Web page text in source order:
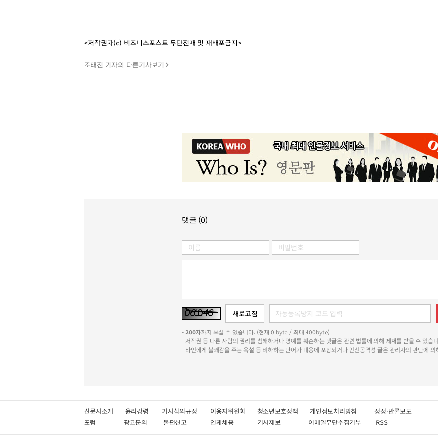
<저작권자(c) 비즈니스포스트 무단전재 및 재배포금지>
조태진 기자의 다른기사보기
댓글 (0)
-200자까지 쓰실 수 있습니다. (현재 0 byte / 최대 400byte)
- 저작권 등 다른 사람의 권리를 침해하거나 명예를 훼손하는 댓글은 관련 법률에 의해 제재를 받을 수 있습
- 타인에게 불쾌감을 주는 욕설 등 비하하는 단어가 내용에 포함되거나 인신공격성 글은 관리자의 판단에 의
신문사소개 윤리강령 기사심의규정 이용자위원회 청소년보호정책 개인정보처리방침 정정·반론보도
포럼
광고문의 불편신고 인재채용 기사제보 이메일무단수집거부 RSS